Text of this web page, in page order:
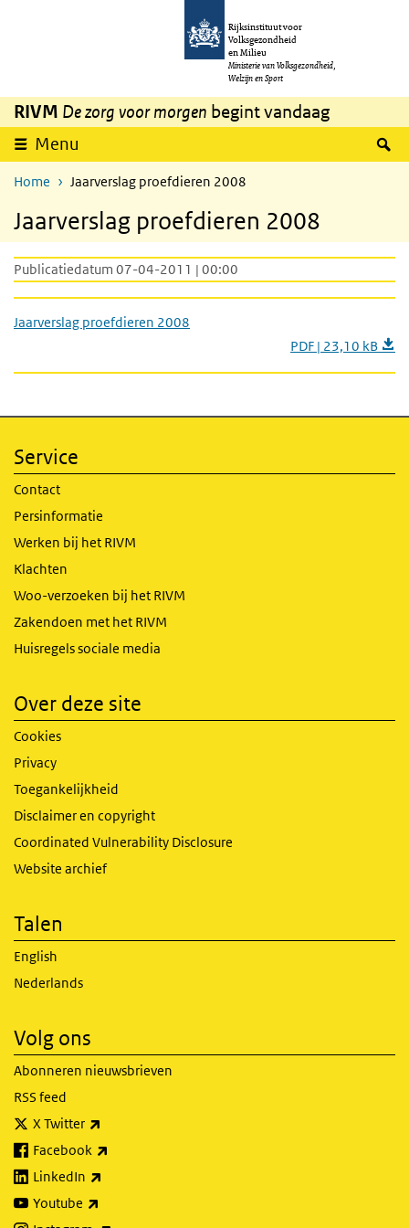
Overslaan en naar de inhoud gaan
Rijksinstituut voor
Volksgezondheid
en Milieu
Ministerie van Volksgezondheid,
Welzijn en Sport
RIVM De zorg voor morgen begint vandaag
Menu
Home Jaarverslag proefdieren 2008
Jaarverslag proefdieren 2008
Publicatiedatum 07-04-2011 | 00:00
Jaarverslag proefdieren 2008
PDF | 23,10 kB
Service
Contact
Persinformatie
Werken bij het RIVM
Klachten
Woo-verzoeken bij het RIVM
Zakendoen met het RIVM
Huisregels sociale media
Over deze site
Cookies
Privacy
Toegankelijkheid
Disclaimer en copyright
Coordinated Vulnerability Disclosure
Website archief
Talen
English
Nederlands
Volg ons
Abonneren nieuwsbrieven
RSS feed
X Twitter
Facebook
LinkedIn
Youtube